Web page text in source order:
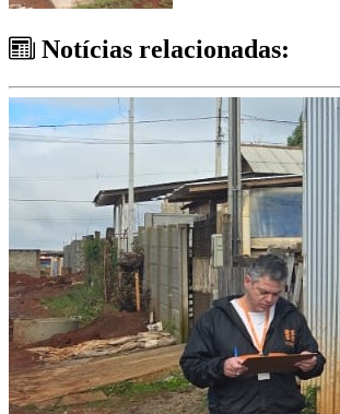
Notícias relacionadas: